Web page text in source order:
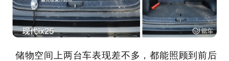
储物空间上两台车表现差不多，都能照顾到前后